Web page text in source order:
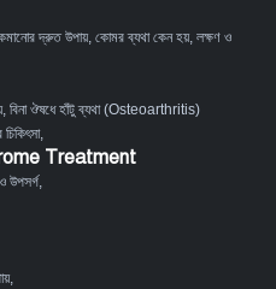
দ্রুত উপায়, কোমর ব্যথা কেন হয়, লক্ষণ ও
, বিনা ঔষধে হাঁটু ব্যথা (Osteoarthritis)
,
Treatment
উপসর্গ,
,